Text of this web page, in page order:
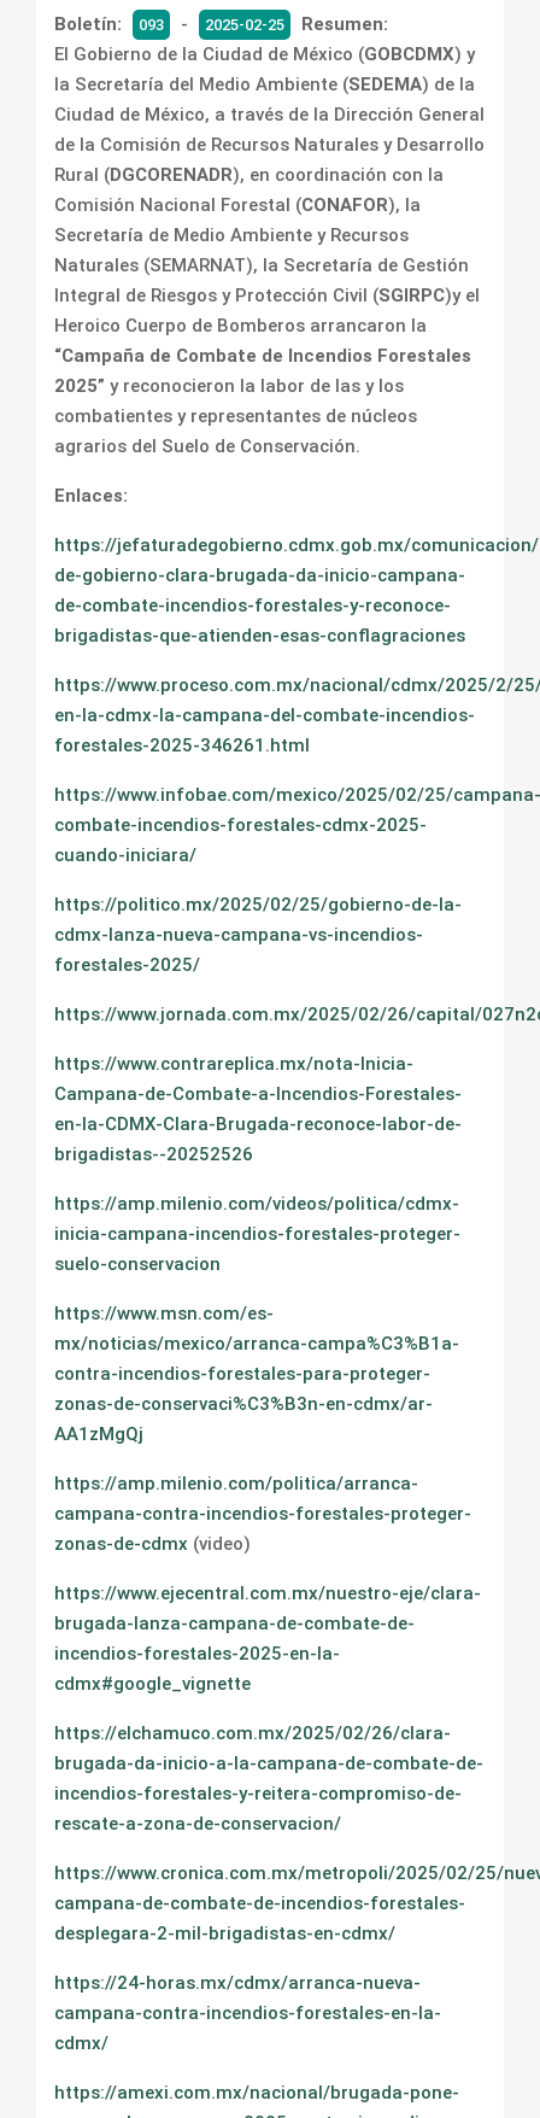
Boletín: 093 - 2025-02-25
Resumen:
El Gobierno de la Ciudad de México (GOBCDMX) y
la Secretaría del Medio Ambiente (SEDEMA) de la
Ciudad de México, a través de la Dirección General
de la Comisión de Recursos Naturales y Desarrollo
Rural (DGCORENADR), en coordinación con la
Comisión Nacional Forestal (CONAFOR), la
Secretaría de Medio Ambiente y Recursos
Naturales (SEMARNAT), la Secretaría de Gestión
Integral de Riesgos y Protección Civil (SGIRPC)y el
Heroico Cuerpo de Bomberos arrancaron la
“Campaña de Combate de Incendios Forestales
2025” y reconocieron la labor de las y los
combatientes y representantes de núcleos
agrarios del Suelo de Conservación.
Enlaces:
https://jefaturadegobierno.cdmx.gob.mx/
de-gobierno-clara-brugada-da-inicio-campana-
de-combate-incendios-forestales-y-reconoce-
brigadistas-que-atienden-esas-conflagraciones
https://www.proceso.com.mx/nacional/cdmx/2025/2/
en-la-cdmx-la-campana-del-combate-incendios-
forestales-2025-346261.html
https://www.infobae.com/mexico/2025/02/25/campana-
combate-incendios-forestales-cdmx-2025-
cuando-iniciara/
https://politico.mx/2025/02/25/gobierno-de-la-
cdmx-lanza-nueva-campana-vs-incendios-
forestales-2025/
https://www.jornada.com.mx/2025/02/26/capital/
https://www.contrareplica.mx/nota-Inicia-
Campana-de-Combate-a-Incendios-Forestales-
en-la-CDMX-Clara-Brugada-reconoce-labor-de-
brigadistas--20252526
https://amp.milenio.com/videos/politica/cdmx-
inicia-campana-incendios-forestales-proteger-
suelo-conservacion
https://www.msn.com/es-
mx/noticias/mexico/arranca-campa%C3%B1a-
contra-incendios-forestales-para-proteger-
zonas-de-conservaci%C3%B3n-en-cdmx/ar-
AA1zMgQj
https://amp.milenio.com/politica/arranca-
campana-contra-incendios-forestales-proteger-
zonas-de-cdmx (video)
https://www.ejecentral.com.mx/nuestro-eje/clara-
brugada-lanza-campana-de-combate-de-
incendios-forestales-2025-en-la-
cdmx#google_vignette
https://elchamuco.com.mx/2025/02/26/clara-
brugada-da-inicio-a-la-campana-de-combate-de-
incendios-forestales-y-reitera-compromiso-de-
rescate-a-zona-de-conservacion/
https://www.cronica.com.mx/metropoli/2025/02/25/
campana-de-combate-de-incendios-forestales-
desplegara-2-mil-brigadistas-en-cdmx/
https://24-horas.mx/cdmx/arranca-nueva-
campana-contra-incendios-forestales-en-la-
cdmx/
https://amexi.com.mx/nacional/brugada-pone-